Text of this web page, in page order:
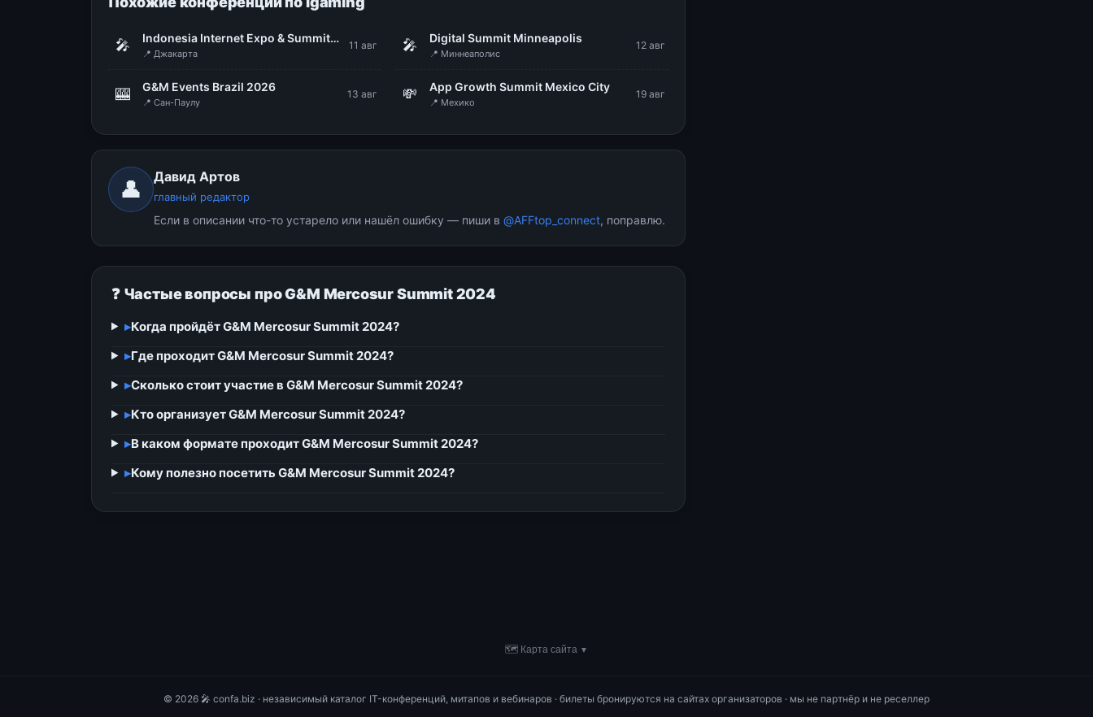
🎤 Indonesia Internet Expo & Summit (IIXS 2026)
📍 Джакарта
11 авг 🎤 Digital Summit Minneapolis
📍 Миннеаполис
12 авг
🎰 G&M Events Brazil 2026
📍 Сан-Паулу
13 авг 💸 App Growth Summit Mexico City
📍 Мехико
19 авг
👤 Давид Артов
главный редактор
Если в описании что-то устарело или нашёл ошибку — пиши в @AFFtop_connect, поправлю.
❓ Частые вопросы про G&M Mercosur Summit 2024
▸Когда пройдёт G&M Mercosur Summit 2024?
▸Где проходит G&M Mercosur Summit 2024?
▸Сколько стоит участие в G&M Mercosur Summit 2024?
▸Кто организует G&M Mercosur Summit 2024?
▸В каком формате проходит G&M Mercosur Summit 2024?
▸Кому полезно посетить G&M Mercosur Summit 2024?
🗺 Карта сайта ▼
© 2026 🎤 confa.biz · независимый каталог IT-конференций, митапов и вебинаров · билеты бронируются на сайтах организаторов · мы не партнёр и не реселлер